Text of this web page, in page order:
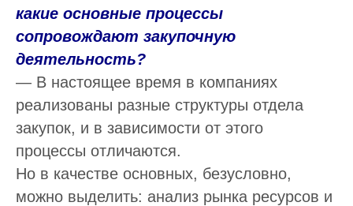
какие основные процессы
сопровождают закупочную
деятельность?
— В настоящее время в компаниях
реализованы разные структуры отдела
закупок, и в зависимости от этого
процессы отличаются.
Но в качестве основных, безусловно,
можно выделить: анализ рынка ресурсов и